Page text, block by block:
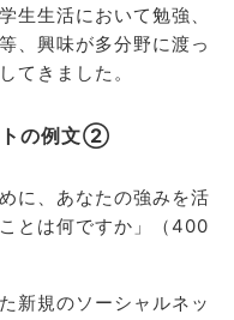
生生活において勉強、
、興味が多分野に渡っ
てきました。
トの例文②
に、あなたの強みを活
とは何ですか」（400
新規のソーシャルネッ